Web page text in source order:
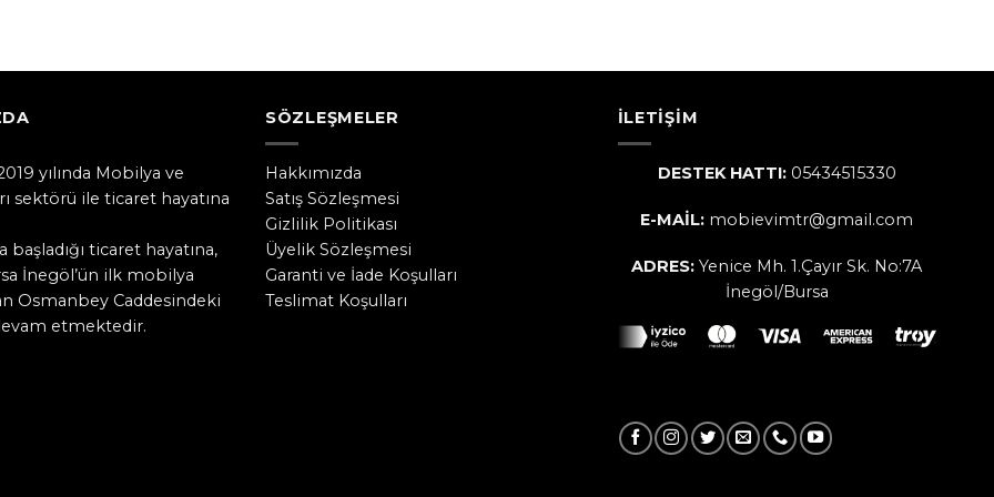
yılında Mobilya ve
sektörü ile ticaret hayatına
başladığı ticaret hayatına,
İnegöl’ün ilk mobilya
Osmanbey Caddesindeki
etmektedir.
SÖZLEŞMELER
Hakkımızda
Satış Sözleşmesi
Gizlilik Politikası
Üyelik Sözleşmesi
Garanti ve İade Koşulları
Teslimat Koşulları
İLETIŞIM
DESTEK HATTI:05434515330
E-MAİL: mobievimtr@gmail.com
ADRES:Yenice Mh. 1.Çayır Sk. No:7A
İnegöl/Bursa